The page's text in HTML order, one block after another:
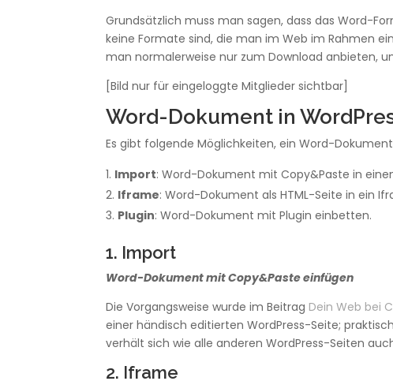
Grundsätzlich muss man sagen, dass das Word-
keine Formate sind, die man im Web im Rahmen
man normalerweise nur zum Download anbieten,
[Bild nur für eingeloggte Mitglieder sichtbar]
Word-Dokument in
Es gibt folgende Möglichkeiten, ein Word-
Import: Word-Dokument mit Copy&Paste in
Iframe: Word-Dokument als HTML-Seite in ein
Plugin: Word-Dokument mit Plugin einbetten.
1. Import
Word-Dokument mit Copy&Paste einfügen
Die Vorgangsweise wurde im Beitrag Dein Web bei
einer händisch editierten WordPress-Seite;
verhält sich wie alle anderen WordPress-Seiten
2. Iframe